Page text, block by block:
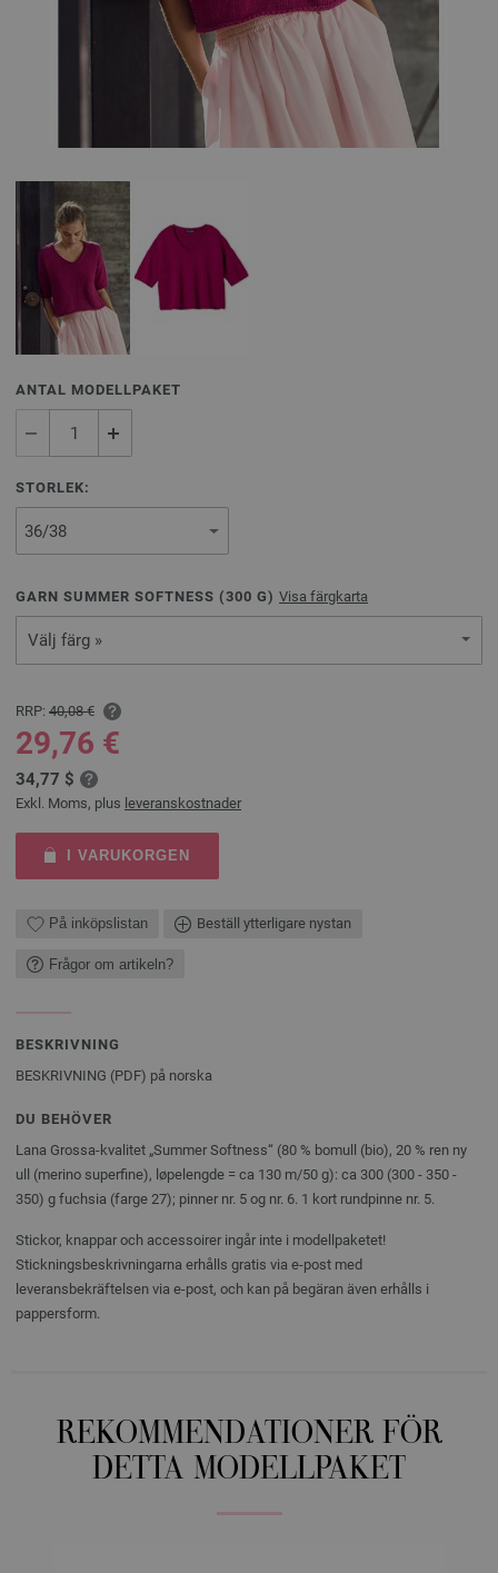
ANTAL MODELLPAKET
STORLEK:
GARN SUMMER SOFTNESS (300 G) Visa färgkarta
Välj färg »
RRP: 40,08 €
29,76 €
34,77 $
Exkl. Moms, plus leveranskostnader
I VARUKORGEN
På inköpslistan Beställ ytterligare nystan
Frågor om artikeln?
BESKRIVNING
BESKRIVNING (PDF) på norska
DU BEHÖVER
Lana Grossa-kvalitet „Summer Softness“ (80 % bomull (bio), 20 % ren ny
ull (merino superfine), løpelengde = ca 130 m/50 g): ca 300 (300 - 350 -
350) g fuchsia (farge 27); pinner nr. 5 og nr. 6. 1 kort rundpinne nr. 5.
Stickor, knappar och accessoirer ingår inte i modellpaketet!
Stickningsbeskrivningarna erhålls gratis via e-post med
leveransbekräftelsen via e-post, och kan på begäran även erhålls i
pappersform.
REKOMMENDATIONER FÖR
DETTA MODELLPAKET